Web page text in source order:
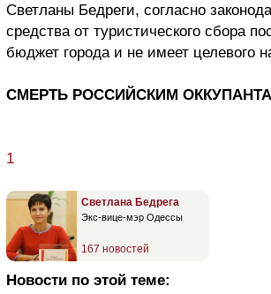
Светланы Бедреги, согласно
средства от туристического сбора
бюджет города и не имеет целевого
СМЕРТЬ РОССИЙСКИМ
1
Светлана Бедрега
Экс-вице-мэр Одессы
167 новостей
Новости по этой теме: